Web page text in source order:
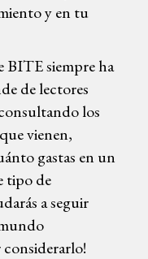
y en tu
BITE siempre ha
de lectores
los
vienen,
gastas en un
tipo de
a seguir
considerarlo!